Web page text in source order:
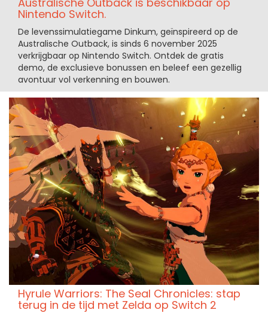
Nintendo Switch.
De levenssimulatiegame Dinkum, geïnspireerd op de
Australische Outback, is sinds 6 november 2025
verkrijgbaar op Nintendo Switch. Ontdek de gratis
demo, de exclusieve bonussen en beleef een gezellig
avontuur vol verkenning en bouwen.
Hyrule Warriors: The Seal Chronicles: stap
terug in de tijd met Zelda op Switch 2